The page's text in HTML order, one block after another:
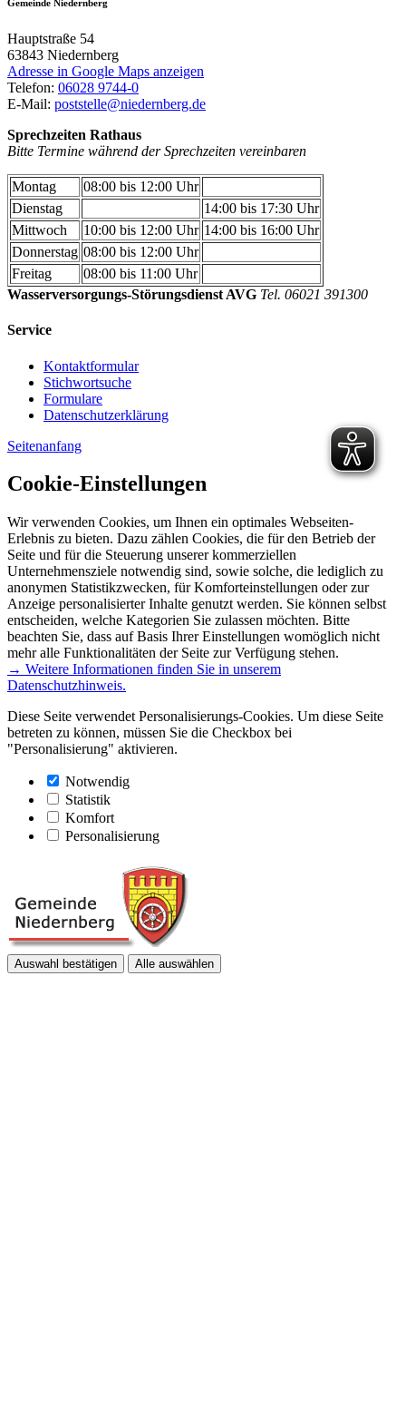
Gemeinde Niedernberg
Hauptstraße 54
63843 Niedernberg
Adresse in Google Maps anzeigen
Telefon: 06028 9744-0
E-Mail: poststelle@niedernberg.de
Sprechzeiten Rathaus
Bitte Termine während der Sprechzeiten vereinbaren
Montag
08:00 bis 12:00 Uhr
Dienstag
14:00 bis 17:30 Uhr
Mittwoch
10:00 bis 12:00 Uhr 14:00 bis 16:00 Uhr
Donnerstag 08:00 bis 12:00 Uhr
Freitag
08:00 bis 11:00 Uhr
Wasserversorgungs-Störungsdienst AVG Tel. 06021 391300
Service
Kontaktformular
Stichwortsuche
Formulare
Datenschutzerklärung
Seitenanfang
Cookie-Einstellungen
Wir verwenden Cookies, um Ihnen ein optimales Webseiten-
Erlebnis zu bieten. Dazu zählen Cookies, die für den Betrieb der
Seite und für die Steuerung unserer kommerziellen
Unternehmensziele notwendig sind, sowie solche, die lediglich zu
anonymen Statistikzwecken, für Komforteinstellungen oder zur
Anzeige personalisierter Inhalte genutzt werden. Sie können selbst
entscheiden, welche Kategorien Sie zulassen möchten. Bitte
beachten Sie, dass auf Basis Ihrer Einstellungen womöglich nicht
mehr alle Funktionalitäten der Seite zur Verfügung stehen.
→ Weitere Informationen finden Sie in unserem
Datenschutzhinweis.
Diese Seite verwendet Personalisierungs-Cookies. Um diese Seite
betreten zu können, müssen Sie die Checkbox bei
"Personalisierung" aktivieren.
Notwendig
Statistik
Komfort
Personalisierung
Auswahl bestätigen Alle auswählen